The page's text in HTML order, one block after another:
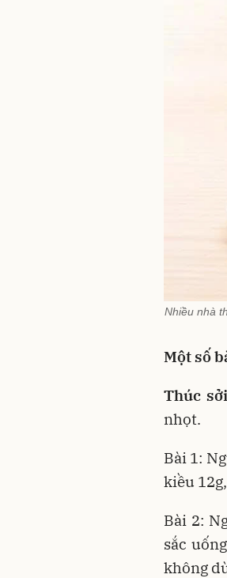
Nhiều nhà
Một số
Thúc
nhọt.
Bài 1:
kiều
Bài 2:
sắc
không